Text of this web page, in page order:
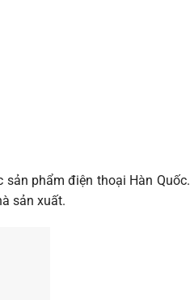
phẩm điện thoại Hàn Quốc.
sản xuất.